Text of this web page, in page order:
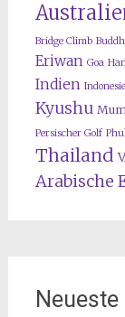
Bridge Climb
Eriwan Goa
Indien
Kyushu
Persischer Golf
Thailand
Arabische